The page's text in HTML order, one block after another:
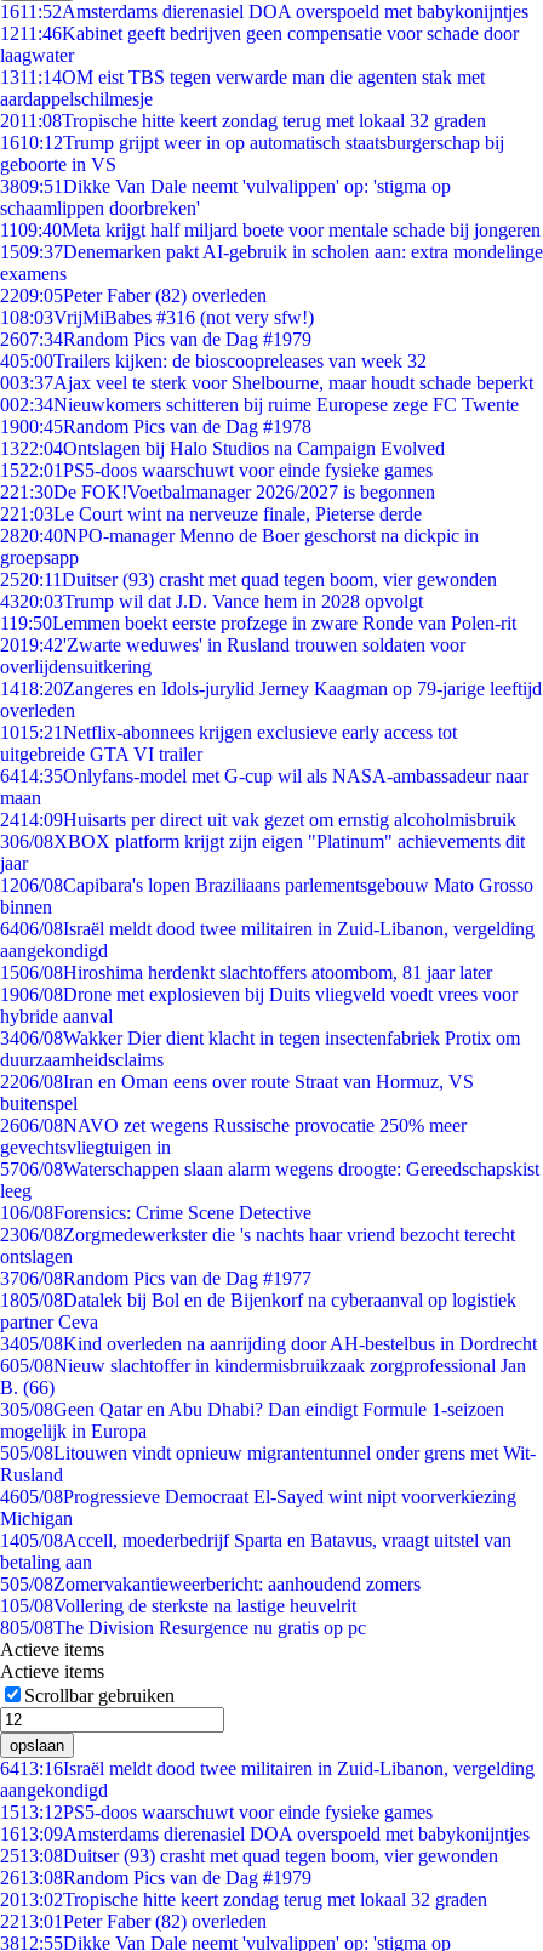
1611:52Amsterdams dierenasiel DOA overspoeld met babykonijntjes
1211:46Kabinet geeft bedrijven geen compensatie voor schade door
laagwater
1311:14OM eist TBS tegen verwarde man die agenten stak met
aardappelschilmesje
2011:08Tropische hitte keert zondag terug met lokaal 32 graden
1610:12Trump grijpt weer in op automatisch staatsburgerschap bij
geboorte in VS
3809:51Dikke Van Dale neemt 'vulvalippen' op: 'stigma op
schaamlippen doorbreken'
1109:40Meta krijgt half miljard boete voor mentale schade bij jongeren
1509:37Denemarken pakt AI-gebruik in scholen aan: extra mondelinge
examens
2209:05Peter Faber (82) overleden
108:03VrijMiBabes #316 (not very sfw!)
2607:34Random Pics van de Dag #1979
405:00Trailers kijken: de bioscoopreleases van week 32
003:37Ajax veel te sterk voor Shelbourne, maar houdt schade beperkt
002:34Nieuwkomers schitteren bij ruime Europese zege FC Twente
1900:45Random Pics van de Dag #1978
1322:04Ontslagen bij Halo Studios na Campaign Evolved
1522:01PS5-doos waarschuwt voor einde fysieke games
221:30De FOK!Voetbalmanager 2026/2027 is begonnen
221:03Le Court wint na nerveuze finale, Pieterse derde
2820:40NPO-manager Menno de Boer geschorst na dickpic in
groepsapp
2520:11Duitser (93) crasht met quad tegen boom, vier gewonden
4320:03Trump wil dat J.D. Vance hem in 2028 opvolgt
119:50Lemmen boekt eerste profzege in zware Ronde van Polen-rit
2019:42'Zwarte weduwes' in Rusland trouwen soldaten voor
overlijdensuitkering
1418:20Zangeres en Idols-jurylid Jerney Kaagman op 79-jarige leeftijd
overleden
1015:21Netflix-abonnees krijgen exclusieve early access tot
uitgebreide GTA VI trailer
6414:35Onlyfans-model met G-cup wil als NASA-ambassadeur naar
maan
2414:09Huisarts per direct uit vak gezet om ernstig alcoholmisbruik
306/08XBOX platform krijgt zijn eigen "Platinum" achievements dit
jaar
1206/08Capibara's lopen Braziliaans parlementsgebouw Mato Grosso
binnen
6406/08Israël meldt dood twee militairen in Zuid-Libanon, vergelding
aangekondigd
1506/08Hiroshima herdenkt slachtoffers atoombom, 81 jaar later
1906/08Drone met explosieven bij Duits vliegveld voedt vrees voor
hybride aanval
3406/08Wakker Dier dient klacht in tegen insectenfabriek Protix om
duurzaamheidsclaims
2206/08Iran en Oman eens over route Straat van Hormuz, VS
buitenspel
2606/08NAVO zet wegens Russische provocatie 250% meer
gevechtsvliegtuigen in
5706/08Waterschappen slaan alarm wegens droogte: Gereedschapskist
leeg
106/08Forensics: Crime Scene Detective
2306/08Zorgmedewerkster die 's nachts haar vriend bezocht terecht
ontslagen
3706/08Random Pics van de Dag #1977
1805/08Datalek bij Bol en de Bijenkorf na cyberaanval op logistiek
partner Ceva
3405/08Kind overleden na aanrijding door AH-bestelbus in Dordrecht
605/08Nieuw slachtoffer in kindermisbruikzaak zorgprofessional Jan
B. (66)
305/08Geen Qatar en Abu Dhabi? Dan eindigt Formule 1-seizoen
mogelijk in Europa
505/08Litouwen vindt opnieuw migrantentunnel onder grens met Wit-
Rusland
4605/08Progressieve Democraat El-Sayed wint nipt voorverkiezing
Michigan
1405/08Accell, moederbedrijf Sparta en Batavus, vraagt uitstel van
betaling aan
505/08Zomervakantieweerbericht: aanhoudend zomers
105/08Vollering de sterkste na lastige heuvelrit
805/08The Division Resurgence nu gratis op pc
Actieve items
Actieve items
Scrollbar gebruiken
opslaan
6413:16Israël meldt dood twee militairen in Zuid-Libanon, vergelding
aangekondigd
1513:12PS5-doos waarschuwt voor einde fysieke games
1613:09Amsterdams dierenasiel DOA overspoeld met babykonijntjes
2513:08Duitser (93) crasht met quad tegen boom, vier gewonden
2613:08Random Pics van de Dag #1979
2013:02Tropische hitte keert zondag terug met lokaal 32 graden
2213:01Peter Faber (82) overleden
3812:55Dikke Van Dale neemt 'vulvalippen' op: 'stigma op